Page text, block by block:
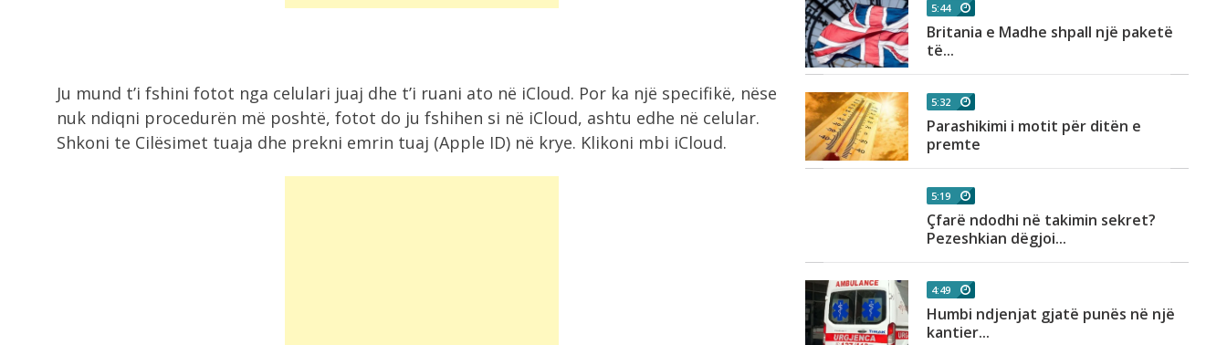
Ju mund t’i fshini fotot nga celulari juaj dhe t’i ruani ato në iCloud. Por ka një specifikë, nëse
nuk ndiqni procedurën më poshtë, fotot do ju fshihen si në iCloud, ashtu edhe në celular.
Shkoni te Cilësimet tuaja dhe prekni emrin tuaj (Apple ID) në krye. Klikoni mbi iCloud.
2:57
“Zbrazen” fshatrat në Malësi të
Madhe, shkaqet...
2:29
2:20
I dënuar me 11 vite burg,
arrestohet...
5:44
Britania e Madhe shpall një paketë
të...
5:32
Parashikimi i motit për ditën e
premte
5:19
Çfarë ndodhi në takimin sekret?
Pezeshkian dëgjoi...
4:49
Humbi ndjenjat gjatë punës në një
kantier...